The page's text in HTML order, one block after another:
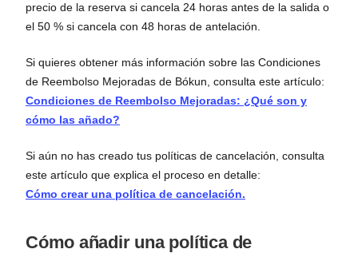
precio de la reserva si cancela 24 horas antes de la salida o
el 50 % si cancela con 48 horas de antelación.
Si quieres obtener más información sobre las Condiciones
de Reembolso Mejoradas de Bókun, consulta este artículo:
Condiciones de Reembolso Mejoradas: ¿Qué son y
cómo las añado?
Si aún no has creado tus políticas de cancelación, consulta
este artículo que explica el proceso en detalle:
Cómo crear una política de cancelación.
Cómo añadir una política de